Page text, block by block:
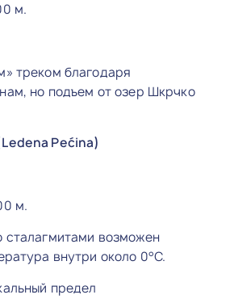
м.
треком благодаря
но подъем от озер Шкрчко
Pećina)
м.
возможен
внутри около 0°C.
предел